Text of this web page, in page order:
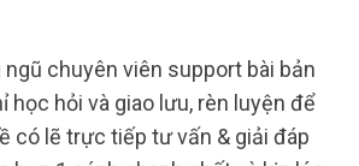
chuyên viên support bài bản
học hỏi và giao lưu, rèn luyện để
có lẽ trực tiếp tư vấn & giải đáp